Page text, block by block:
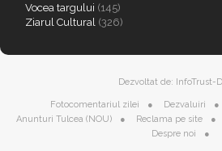
Vocea targului (145)
Ziarul Cultural (326)
Dezvoltat de: InfoTrust-
Fotocomentariul zilei Dezvaluiri
Anunturi Tulcea (NOU)
Reclama pe site
Despre noi